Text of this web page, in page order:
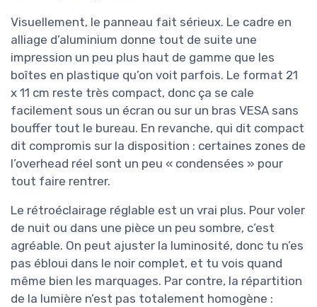
Visuellement, le panneau fait sérieux. Le cadre en
alliage d’aluminium donne tout de suite une
impression un peu plus haut de gamme que les
boîtes en plastique qu’on voit parfois. Le format 21
x 11 cm reste très compact, donc ça se cale
facilement sous un écran ou sur un bras VESA sans
bouffer tout le bureau. En revanche, qui dit compact
dit compromis sur la disposition : certaines zones de
l’overhead réel sont un peu « condensées » pour
tout faire rentrer.
Le rétroéclairage réglable est un vrai plus. Pour voler
de nuit ou dans une pièce un peu sombre, c’est
agréable. On peut ajuster la luminosité, donc tu n’es
pas ébloui dans le noir complet, et tu vois quand
même bien les marquages. Par contre, la répartition
de la lumière n’est pas totalement homogène :